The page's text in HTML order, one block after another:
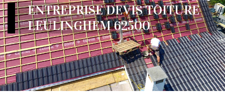
ENTREPRISE DEVIS TOITURE
LEULINGHEM 62500